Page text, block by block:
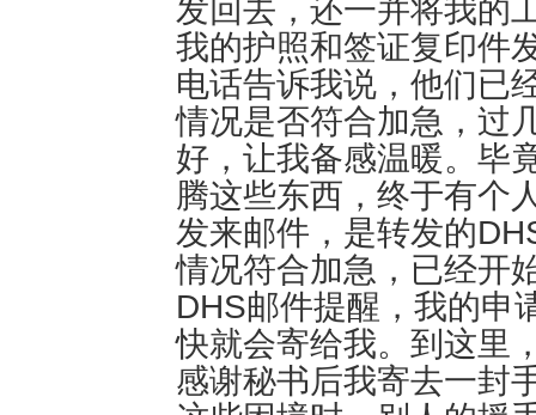
发回去，还一并将我的
我的护照和签证复印件
电话告诉我说，他们已
情况是否符合加急，过
好，让我备感温暖。毕
腾这些东西，终于有个
发来邮件，是转发的
情况符合加急，已经开
DHS邮件提醒，我的申
快就会寄给我。到这里
感谢秘书后我寄去一封